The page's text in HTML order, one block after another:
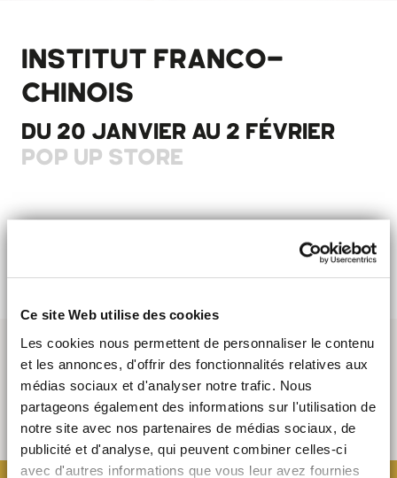
Ce site Web utilise des cookies
Les cookies nous permettent de personnaliser le contenu
et les annonces, d'offrir des fonctionnalités relatives aux
médias sociaux et d'analyser notre trafic. Nous
partageons également des informations sur l'utilisation de
notre site avec nos partenaires de médias sociaux, de
publicité et d'analyse, qui peuvent combiner celles-ci
avec d'autres informations que vous leur avez fournies
INSTITUT FRANCO-
CHINOIS
DU 20 JANVIER AU 2 FÉVRIER
POP UP STORE